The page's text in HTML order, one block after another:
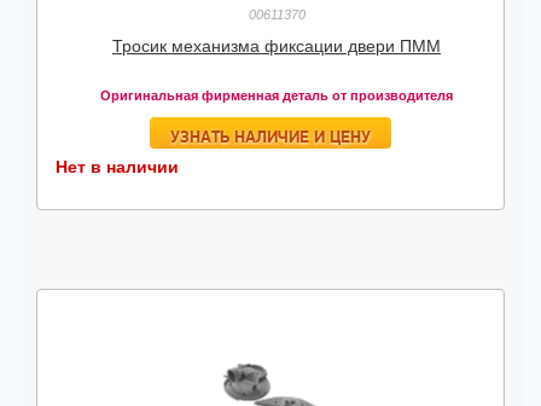
00611370
Тросик механизма фиксации двери ПММ
Оригинальная фирменная деталь от производителя
УЗНАТЬ НАЛИЧИЕ И ЦЕНУ
Нет в наличии